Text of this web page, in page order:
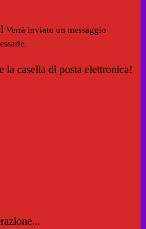
Verrà inviato un messaggio
casella di posta elettronica!